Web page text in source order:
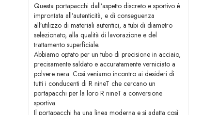
Questa portapacchi dall’aspetto discreto e sportivo è
improntata all’autenticità, e di conseguenza
all’utilizzo di materiali autentici, a tubi di diametro
selezionato, alla qualità di lavorazione e del
trattamento superficiale.
Abbiamo optato per un tubo di precisione in acciaio,
precisamente saldato e accuratamente verniciato a
polvere nera. Così veniamo incontro ai desideri di
tutti i conducenti di R nineT che cercano un
portapacchi per la loro R nineT a conversione
sportiva.
Il portapacchi ha una linea moderna e si adatta così